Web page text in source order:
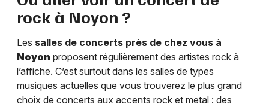
rock à Noyon ?
Les salles de concerts près de chez vous à
Noyon proposent régulièrement des artistes rock à
l’affiche. C’est surtout dans les salles de types
musiques actuelles que vous trouverez le plus grand
choix de concerts aux accents rock et metal : des